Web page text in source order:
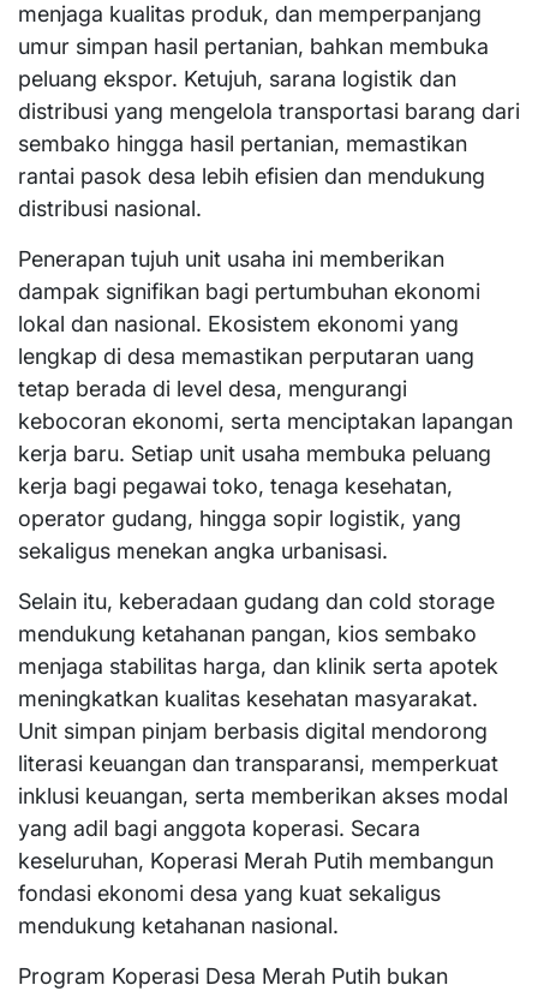
menjaga kualitas produk, dan memperpanjang
umur simpan hasil pertanian, bahkan membuka
peluang ekspor. Ketujuh, sarana logistik dan
distribusi yang mengelola transportasi barang dari
sembako hingga hasil pertanian, memastikan
rantai pasok desa lebih efisien dan mendukung
distribusi nasional.
Penerapan tujuh unit usaha ini memberikan
dampak signifikan bagi pertumbuhan ekonomi
lokal dan nasional. Ekosistem ekonomi yang
lengkap di desa memastikan perputaran uang
tetap berada di level desa, mengurangi
kebocoran ekonomi, serta menciptakan lapangan
kerja baru. Setiap unit usaha membuka peluang
kerja bagi pegawai toko, tenaga kesehatan,
operator gudang, hingga sopir logistik, yang
sekaligus menekan angka urbanisasi.
Selain itu, keberadaan gudang dan cold storage
mendukung ketahanan pangan, kios sembako
menjaga stabilitas harga, dan klinik serta apotek
meningkatkan kualitas kesehatan masyarakat.
Unit simpan pinjam berbasis digital mendorong
literasi keuangan dan transparansi, memperkuat
inklusi keuangan, serta memberikan akses modal
yang adil bagi anggota koperasi. Secara
keseluruhan, Koperasi Merah Putih membangun
fondasi ekonomi desa yang kuat sekaligus
mendukung ketahanan nasional.
Program Koperasi Desa Merah Putih bukan